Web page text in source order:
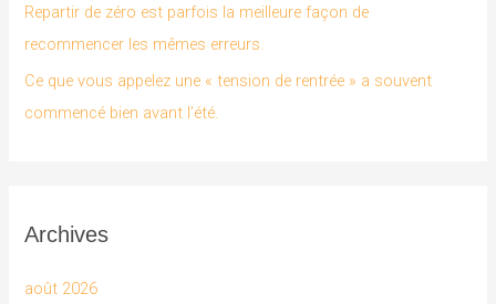
:Repartir de zéro est parfois la meilleure façon de
recommencer les mêmes erreurs.
Ce que vous appelez une « tension de rentrée » a souvent
commencé bien avant l’été.
Archives
août 2026